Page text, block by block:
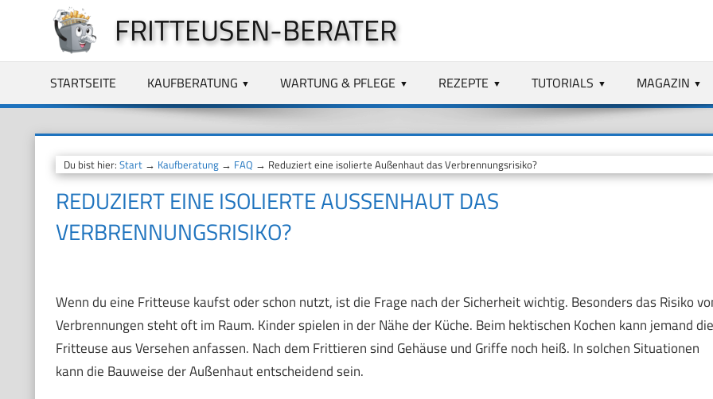
springen
FRITTEUSEN-BERATER
STARTSEITE KAUFBERATUNG WARTUNG & PFLEGE REZEPTE TUTORIALS MAGAZIN
Du bist hier: Start→ Kaufberatung→ FAQ → Reduziert eine isolierte Außenhaut das Verbrennungsrisiko?
REDUZIERT EINE ISOLIERTE AUSSENHAUT DAS V
ERBRENNUNGSRISIKO?
Wenn du eine Fritteuse kaufst oder schon nutzt, ist die Frage nach der Sicherheit wichtig. Besonders das Risiko
Verbrennungen steht oft im Raum. Kinder spielen in der Nähe der Küche. Beim hektischen Kochen kann jemand die
Fritteuse aus Versehen anfassen. Nach dem Frittieren sind Gehäuse und Griffe noch heiß. In solchen Situationen
kann die Bauweise der Außenhaut entscheidend sein.